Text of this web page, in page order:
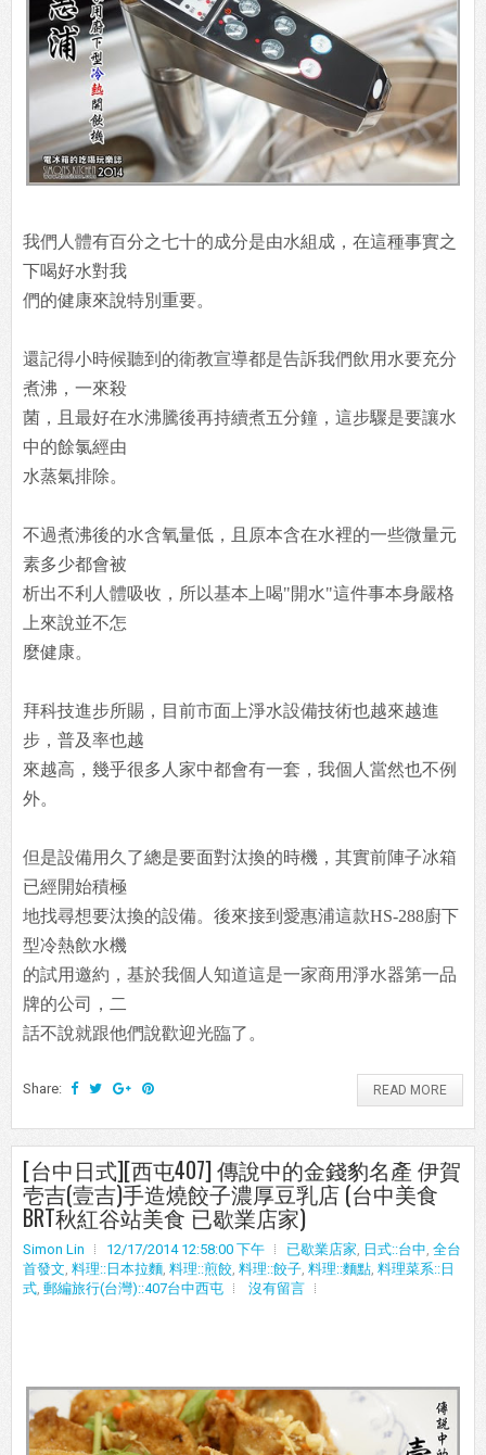
我們人體有百分之七十的成分是由水組成，在這種事實之
下喝好水對我
們的健康來說特別重要。
還記得小時候聽到的衛教宣導都是告訴我們飲用水要充分
煮沸，一來殺
菌，且最好在水沸騰後再持續煮五分鐘，這步驟是要讓水
中的餘氯經由
水蒸氣排除。
不過煮沸後的水含氧量低，且原本含在水裡的一些微量元
素多少都會被
析出不利人體吸收，所以基本上喝"開水"這件事本身嚴格
上來說並不怎
麼健康。
拜科技進步所賜，目前市面上淨水設備技術也越來越進
步，普及率也越
來越高，幾乎很多人家中都會有一套，我個人當然也不例
外。
但是設備用久了總是要面對汰換的時機，其實前陣子冰箱
已經開始積極
地找尋想要汰換的設備。後來接到愛惠浦這款HS-288廚下
型冷熱飲水機
的試用邀約，基於我個人知道這是一家商用淨水器第一品
牌的公司，二
話不說就跟他們說歡迎光臨了。
Share: READ MORE
[台中日式][西屯407] 傳說中的金錢豹名產 伊賀
壱吉(壹吉)手造燒餃子濃厚豆乳店 (台中美食
BRT秋紅谷站美食 已歇業店家)
Simon Lin 12/17/2014 12:58:00 下午 已歇業店家, 日式::台中, 全台
首發文, 料理::日本拉麵, 料理::煎餃, 料理::餃子, 料理::麵點, 料理菜系::日
式, 郵編旅行(台灣)::407台中西屯 沒有留言